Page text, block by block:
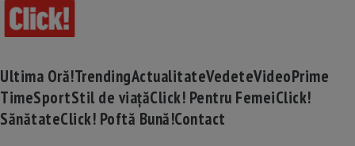
Ultima Oră!TrendingActualitateVedeteVideoPrime
TimeSportStil de viațăClick! Pentru FemeiClick!
SănătateClick! Poftă Bună!Contact